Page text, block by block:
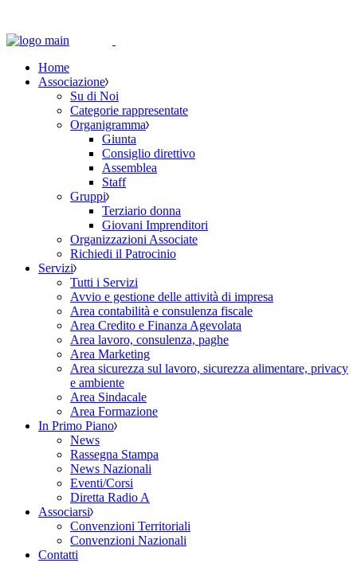
Home
Associazione
Su di Noi
Categorie rappresentate
Organigramma
Giunta
Consiglio direttivo
Assemblea
Staff
Gruppi
Terziario donna
Giovani Imprenditori
Organizzazioni Associate
Richiedi il Patrocinio
Servizi
Tutti i Servizi
Avvio e gestione delle attività di impresa
Area contabilità e consulenza fiscale
Area Credito e Finanza Agevolata
Area lavoro, consulenza, paghe
Area Marketing
Area sicurezza sul lavoro, sicurezza alimentare, privacy
e ambiente
Area Sindacale
Area Formazione
In Primo Piano
News
Rassegna Stampa
News Nazionali
Eventi/Corsi
Diretta Radio A
Associarsi
Convenzioni Territoriali
Convenzioni Nazionali
Contatti